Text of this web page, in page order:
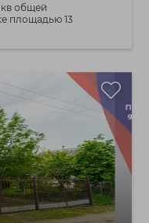
общей
площадью 13